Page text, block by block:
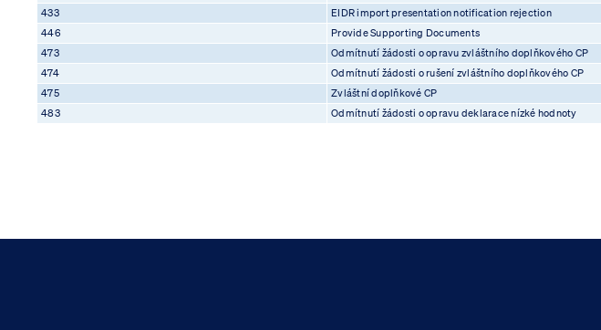
433
EIDR import presentation notification rejection
446
Provide Supporting Documents
473
Odmítnutí žádosti o opravu zvláštního doplňkového CP
474
Odmítnutí žádosti o rušení zvláštního doplňkového CP
475
Zvláštní doplňkové CP
483
Odmítnutí žádosti o opravu deklarace nízké hodnoty